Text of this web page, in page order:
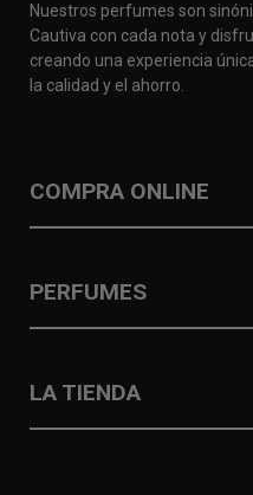
Nuestros perfumes son
Cautiva con cada nota y
creando una experiencia
la calidad y el ahorro.
COMPRA ONLINE
PERFUMES
LA TIENDA